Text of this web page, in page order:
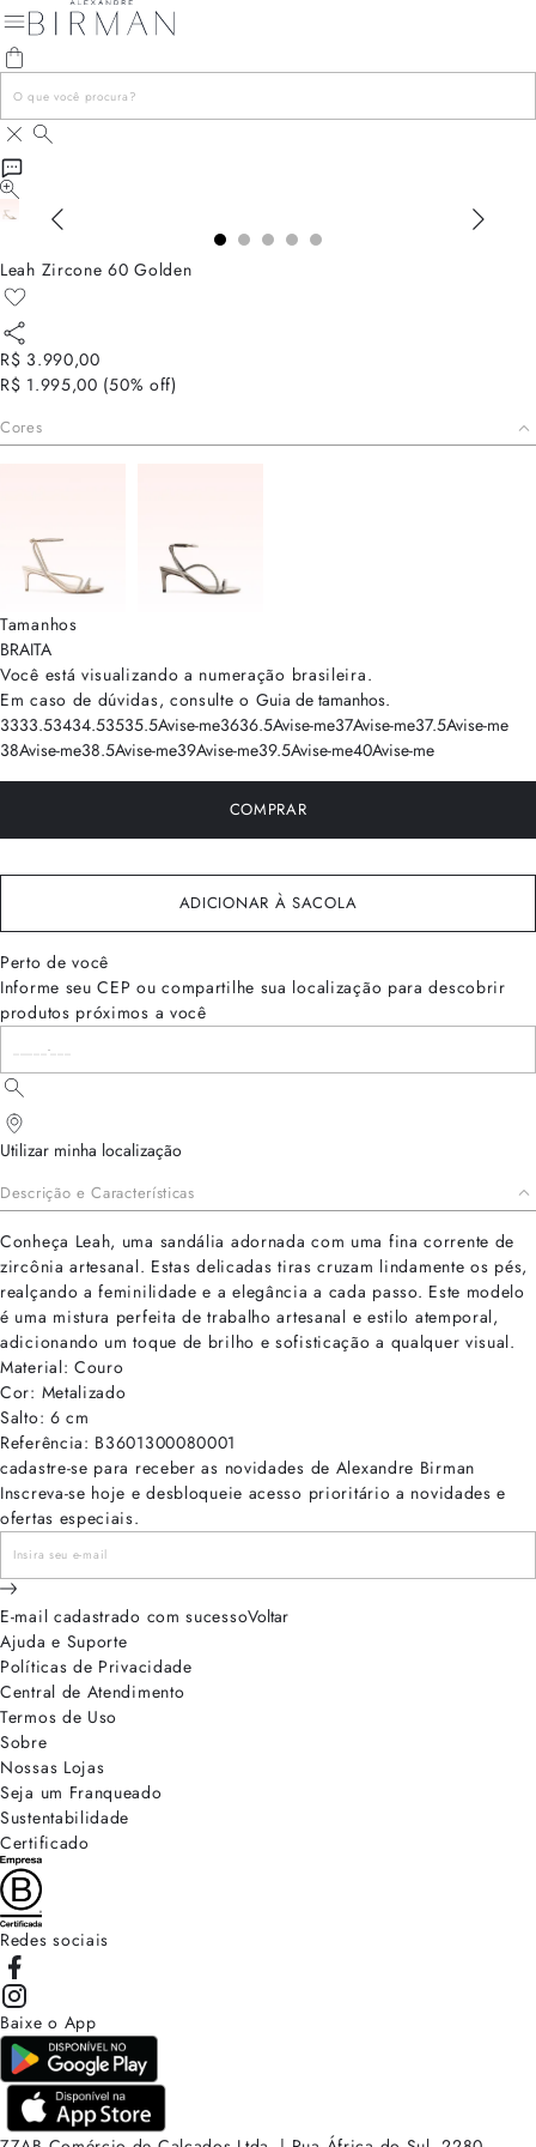
Leah Zircone 60 Golden
R$ 3.990,00
R$ 1.995,00 (50% off)
Cores
Tamanhos
BRAITA
Você está visualizando a numeração brasileira.
Em caso de dúvidas, consulte o Guia de tamanhos.
3333.53434.53535.5Avise-me3636.5Avise-me37Avise-me37.5Avise-me
38Avise-me38.5Avise-me39Avise-me39.5Avise-me40Avise-me
COMPRAR
ADICIONAR À SACOLA
Perto de você
Informe seu CEP ou compartilhe sua localização para descobrir
produtos próximos a você
Utilizar minha localização
Descrição e Características
Conheça Leah, uma sandália adornada com uma fina corrente de
zircônia artesanal. Estas delicadas tiras cruzam lindamente os pés,
realçando a feminilidade e a elegância a cada passo. Este modelo
é uma mistura perfeita de trabalho artesanal e estilo atemporal,
adicionando um toque de brilho e sofisticação a qualquer visual.
Material: Couro
Cor: Metalizado
Salto: 6 cm
Referência: B3601300080001
cadastre-se para receber as novidades de Alexandre Birman
Inscreva-se hoje e desbloqueie acesso prioritário a novidades e
ofertas especiais.
E-mail cadastrado com sucessoVoltar
Ajuda e Suporte
Políticas de Privacidade
Central de Atendimento
Termos de Uso
Sobre
Nossas Lojas
Seja um Franqueado
Sustentabilidade
Certificado
Redes sociais
Baixe o App